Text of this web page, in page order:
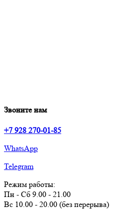
Звоните нам
+7 928 270-01-85
WhatsApp
Telegram
Режим работы:
Пн - Сб 9.00 - 21.00
Вс 10.00 - 20.00 (без перерыва)